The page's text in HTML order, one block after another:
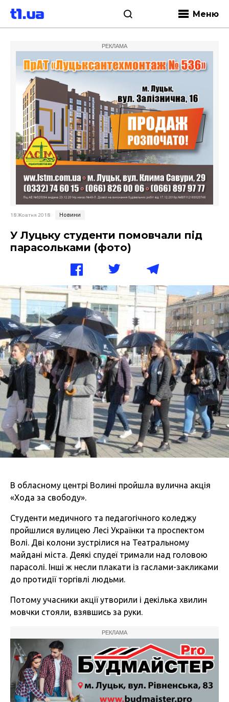
Меню
РЕКЛАМА
18 Жовтня 2018 Новини
У Луцьку студенти помовчали під
парасольками (фото)
В обласному центрі Волині пройшла вулична акція
«Хода за свободу».
Студенти медичного та педагогічного коледжу
пройшлися вулицею Лесі Українки та проспектом
Волі. Дві колони зустрілися на Театральному
майдані міста. Деякі спудеї тримали над головою
парасолі. Інші ж несли плакати із гаслами-закликами
до протидії торгівлі людьми.
Потому учасники акції утворили і декілька хвилин
мовчки стояли, взявшись за руки.
РЕКЛАМА